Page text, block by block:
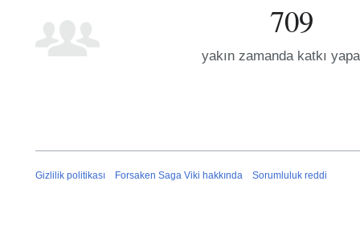
709
yakın zamanda katkı
Gizlilik politikası Forsaken Saga Viki hakkında Sorumluluk reddi